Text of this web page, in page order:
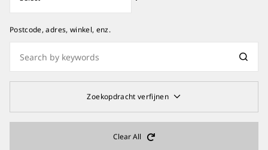
Postcode, adres, winkel, enz.
Zoekopdracht verfijnen
Collections
Clear All